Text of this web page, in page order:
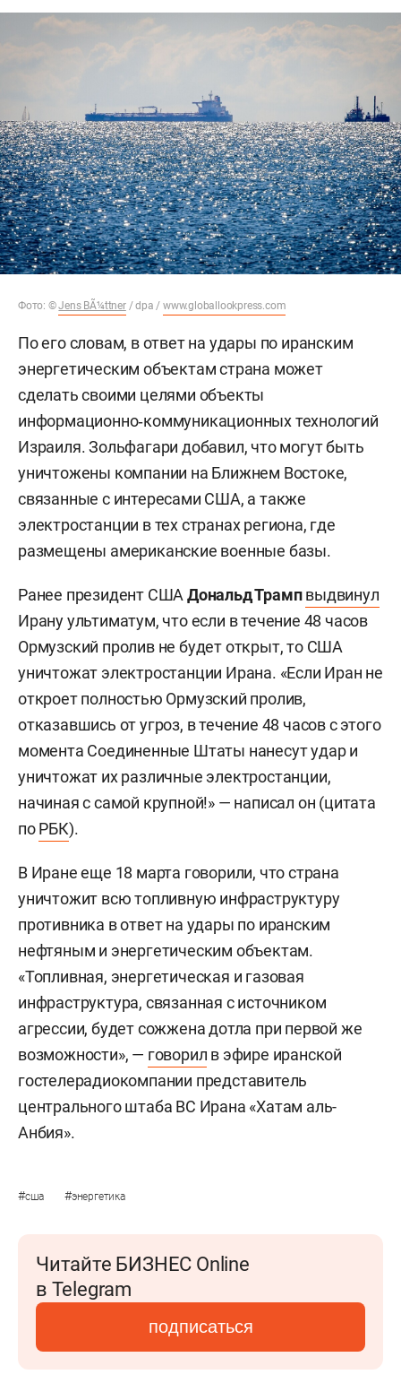
Фото: ©Jens BÃ¼ttner/ dpa /www.globallookpress.com
По его словам, в ответ на удары по иранским
энергетическим объектам страна может
сделать своими целями объекты
информационно‑коммуникационных технологий
Израиля. Зольфагари добавил, что могут быть
уничтожены компании на Ближнем Востоке,
связанные с интересами США, а также
электростанции в тех странах региона, где
размещены американские военные базы.
Ранее президент США Дональд Трамп выдвинул
Ирану ультиматум, что если в течение 48 часов
Ормузский пролив не будет открыт, то США
уничтожат электростанции Ирана. «Если Иран не
откроет полностью Ормузский пролив,
отказавшись от угроз, в течение 48 часов с этого
момента Соединенные Штаты нанесут удар и
уничтожат их различные электростанции,
начиная с самой крупной!» — написал он (цитата
поРБК).
В Иране еще 18 марта говорили, что страна
уничтожит всю топливную инфраструктуру
противника в ответ на удары по иранским
нефтяным и энергетическим объектам.
«Топливная, энергетическая и газовая
инфраструктура, связанная с источником
агрессии, будет сожжена дотла при первой же
возможности», — говорил в эфире иранской
гостелерадиокомпании представитель
центрального штаба ВС Ирана «Хатам аль-
Анбия».
#сша #энергетика
Читайте БИЗНЕС Online
в Telegram
подписаться